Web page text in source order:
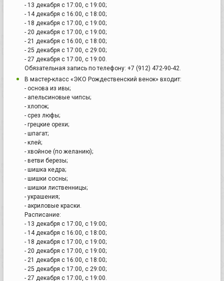
- 13 декабря с 17:00, с 19:00;
- 14 декабря с 16:00, с 18:00;
- 18 декабря с 17:00, с 19:00;
- 20 декабря с 17:00, с 19:00;
- 21 декабря с 16:00, с 18:00;
- 25 декабря с 17:00, с 29:00;
- 27 декабря с 17:00, с 19:00.
Обязательная запись по телефону: +7 (912) 472-90-42.
В мастер-класс «ЭКО Рождественский венок» входит:
- основа из ивы;
- апельсиновые чипсы;
- хлопок;
- срез люфы;
- грецкие орехи;
- шпагат;
- клей;
- хвойное (по желанию);
- ветви березы;
- шишка кедра;
- шишки сосны;
- шишки лиственницы;
- украшения;
- акриловые краски.
Расписание:
- 13 декабря с 17:00, с 19:00;
- 14 декабря с 16:00, с 18:00;
- 18 декабря с 17:00, с 19:00;
- 20 декабря с 17:00, с 19:00;
- 21 декабря с 16:00, с 18:00;
- 25 декабря с 17:00, с 29:00;
- 27 декабря с 17:00, с 19:00.